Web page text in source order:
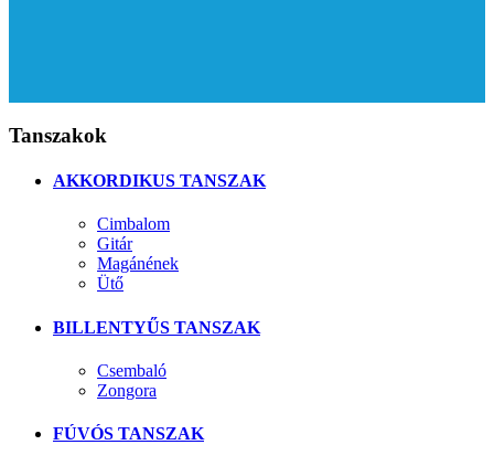
Tanszakok
AKKORDIKUS TANSZAK
Cimbalom
Gitár
Magánének
Ütő
BILLENTYŰS TANSZAK
Csembaló
Zongora
FÚVÓS TANSZAK